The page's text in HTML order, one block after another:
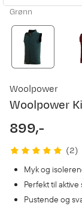
Grønn
Woolpower
Woolpower
price
899,-
(2)
Myk og
Perfekt til
Pustende og